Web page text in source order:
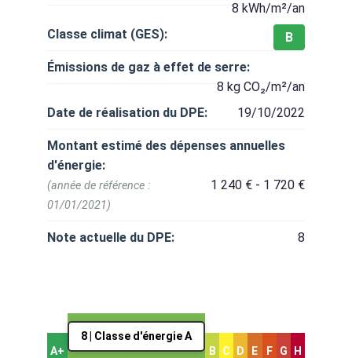
8 kWh/m²/an
Classe climat (GES):
B
Émissions de gaz à effet de serre:
8 kg CO₂/m²/an
Date de réalisation du DPE:
19/10/2022
Montant estimé des dépenses annuelles
d'énergie:
1 240 € - 1 720 €
(année de référence :
01/01/2021)
Note actuelle du DPE: 8
A+
8 | Classe d'énergie A
B C D E F G H